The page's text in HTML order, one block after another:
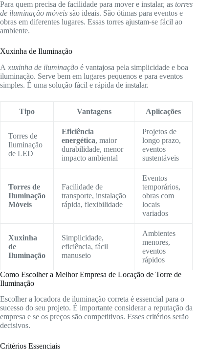
Para quem precisa de facilidade para mover e instalar, as torres
de iluminação móveis são ideais. São ótimas para eventos e
obras em diferentes lugares. Essas torres ajustam-se fácil ao
ambiente.
Xuxinha de Iluminação
A xuxinha de iluminação é vantajosa pela simplicidade e boa
iluminação. Serve bem em lugares pequenos e para eventos
simples. É uma solução fácil e rápida de instalar.
Tipo Vantagens Aplicações
Torres de
Iluminação
de LED
Eficiência
energética, maior
durabilidade, menor
impacto ambiental
Projetos de
longo prazo,
eventos
sustentáveis
Torres de
Iluminação
Móveis
Facilidade de
transporte, instalação
rápida, flexibilidade
Eventos
temporários,
obras com
locais
variados
Xuxinha
de
Iluminação
Simplicidade,
eficiência, fácil
manuseio
Ambientes
menores,
eventos
rápidos
Como Escolher a Melhor Empresa de Locação de Torre de
Iluminação
Escolher a locadora de iluminação correta é essencial para o
sucesso do seu projeto. É importante considerar a reputação da
empresa e se os preços são competitivos. Esses critérios serão
decisivos.
Critérios Essenciais